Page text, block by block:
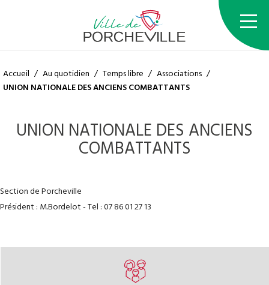
Accueil / Au quotidien / Temps libre / Associations /
UNION NATIONALE DES ANCIENS COMBATTANTS
UNION NATIONALE DES ANCIENS
COMBATTANTS
Section de Porcheville
Président : M.Bordelot - Tel : 07 86 01 27 13